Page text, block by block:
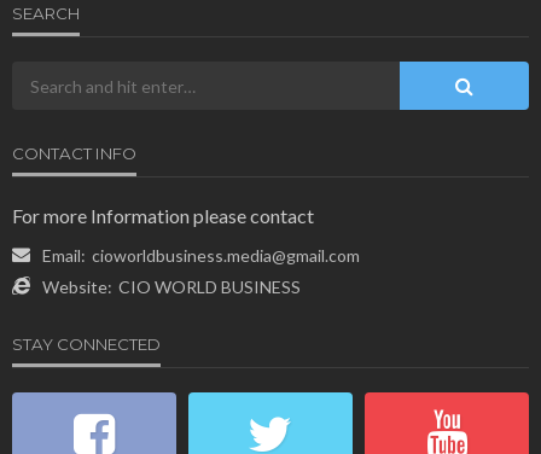
SEARCH
CONTACT INFO
For more Information please contact
Email: cioworldbusiness.media@gmail.com
Website: CIO WORLD BUSINESS
STAY CONNECTED